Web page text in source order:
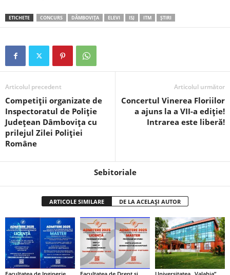
ETICHETE CONCURS DÂMBOVIȚA ELEVI ISJ ITM ȘTIRI
Articolul precedent
Competiții organizate de
Inspectoratul de Poliție
Județean Dâmbovița cu
prilejul Zilei Poliției
Române
Articolul următor
Concertul Vinerea Floriilor
a ajuns la a VII-a ediție!
Intrarea este liberă!
Sebitoriale
ARTICOLE SIMILARE DE LA ACELAȘI AUTOR